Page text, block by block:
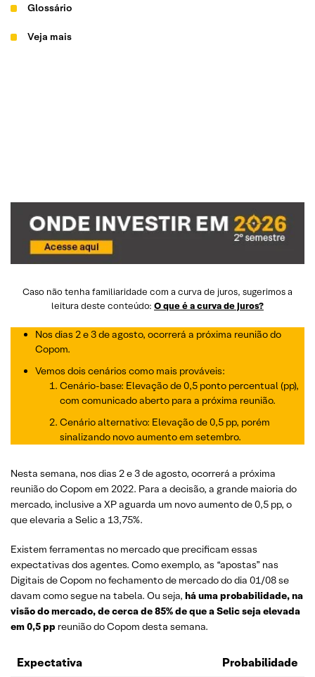
Glossário
Veja mais
Caso não tenha familiaridade com a curva de juros, sugerimos a
leitura deste conteúdo: O que é a curva de juros?
Nos dias 2 e 3 de agosto, ocorrerá a próxima reunião do
Copom.
Vemos dois cenários como mais prováveis:
Cenário-base: Elevação de 0,5 ponto percentual (pp),
com comunicado aberto para a próxima reunião.
Cenário alternativo: Elevação de 0,5 pp, porém
sinalizando novo aumento em setembro.
Nesta semana, nos dias 2 e 3 de agosto, ocorrerá a próxima
reunião do Copom em 2022. Para a decisão, a grande maioria do
mercado, inclusive a XP aguarda um novo aumento de 0,5 pp, o
que elevaria a Selic a 13,75%.
Existem ferramentas no mercado que precificam essas
expectativas dos agentes. Como exemplo, as “apostas” nas
Digitais de Copom no fechamento de mercado do dia 01/08 se
davam como segue na tabela. Ou seja, há uma probabilidade, na
visão do mercado, de cerca de 85% de que a Selic seja elevada
em 0,5 pp reunião do Copom desta semana.
Expectativa Probabilidade